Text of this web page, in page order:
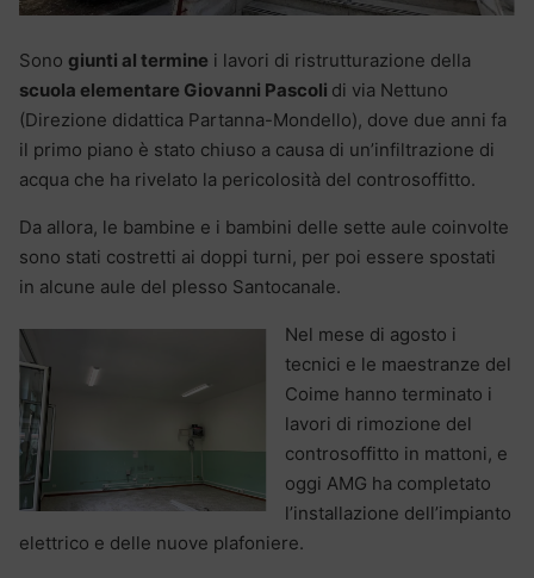
Sono giunti al termine i lavori di ristrutturazione della
scuola elementare Giovanni Pascoli di via Nettuno
(Direzione didattica Partanna-Mondello), dove due anni fa
il primo piano è stato chiuso a causa di un’infiltrazione di
acqua che ha rivelato la pericolosità del controsoffitto.
Da allora, le bambine e i bambini delle sette aule coinvolte
sono stati costretti ai doppi turni, per poi essere spostati
in alcune aule del plesso Santocanale.
Nel mese di agosto i
tecnici e le maestranze del
Coime hanno terminato i
lavori di rimozione del
controsoffitto in mattoni, e
oggi AMG ha completato
l’installazione dell’impianto
elettrico e delle nuove plafoniere.